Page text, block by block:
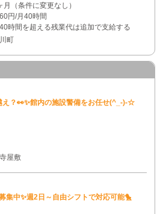
（条件に変更なし）
円/月40時間
時間を超える残業代は追加で支給する
町
え？👀✨館内の施設警備をお任せ(^_-)-☆
屋敷
集中✨週2日～自由シフトで対応可能🐤